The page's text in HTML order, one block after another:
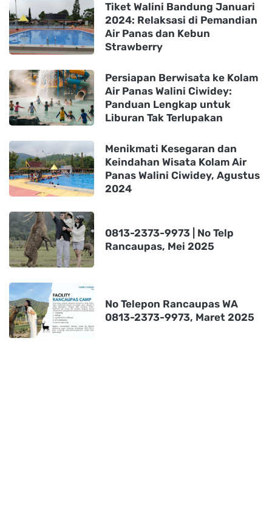
Tiket Walini Bandung Januari
2024: Relaksasi di Pemandian
Air Panas dan Kebun
Strawberry
Persiapan Berwisata ke Kolam
Air Panas Walini Ciwidey:
Panduan Lengkap untuk
Liburan Tak Terlupakan
Menikmati Kesegaran dan
Keindahan Wisata Kolam Air
Panas Walini Ciwidey, Agustus
2024
0813-2373-9973 | No Telp
Rancaupas, Mei 2025
No Telepon Rancaupas WA
0813-2373-9973, Maret 2025